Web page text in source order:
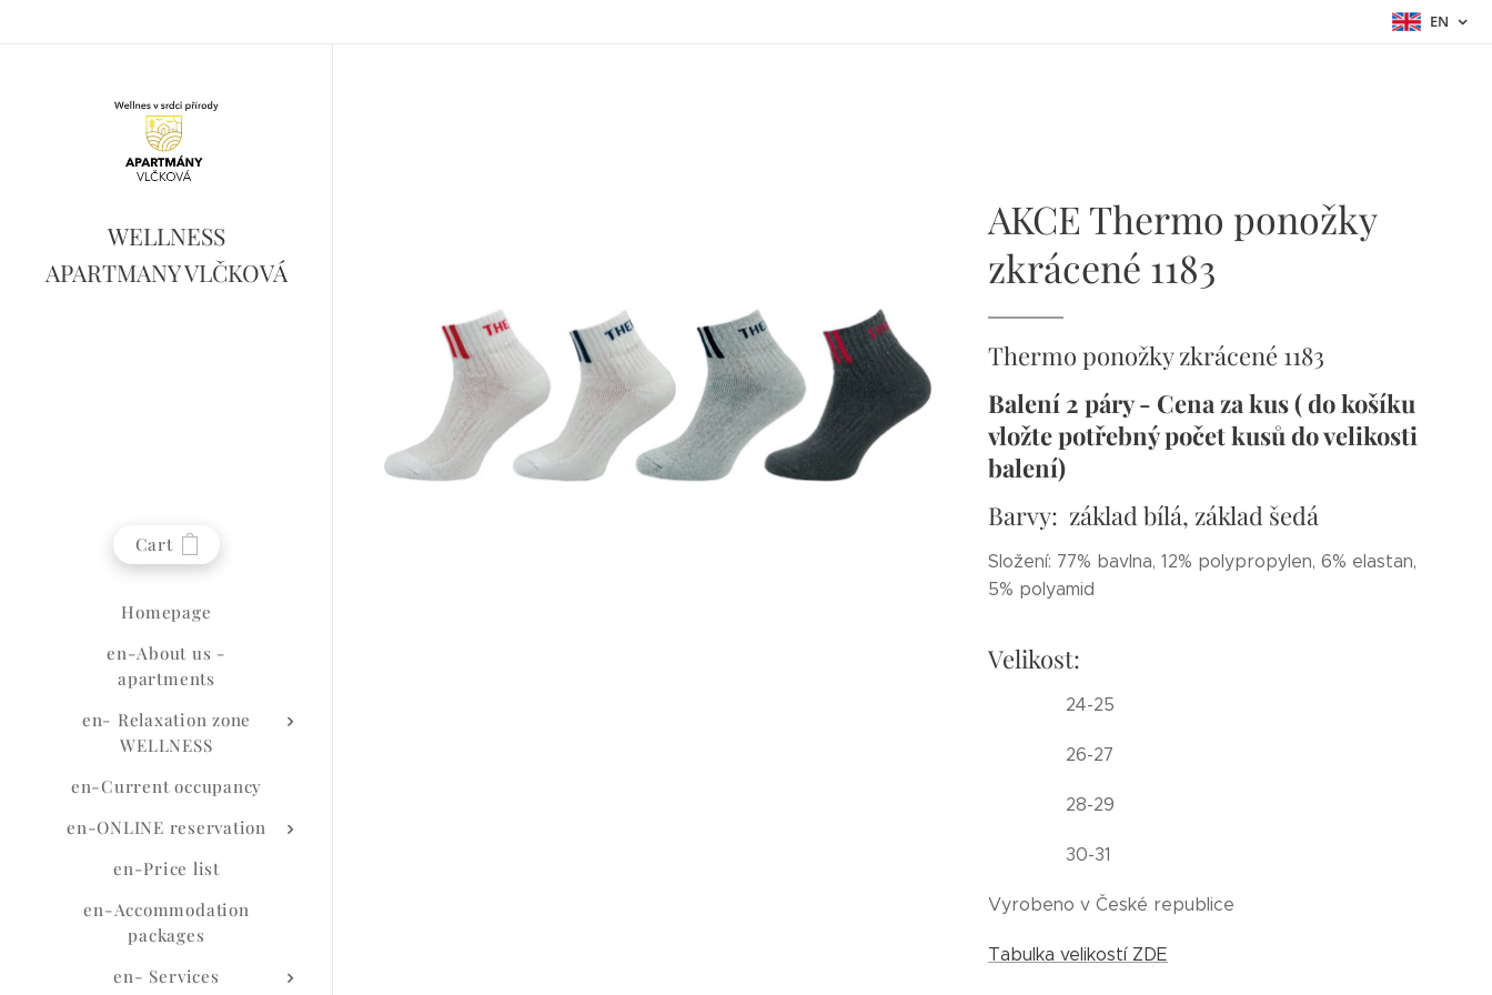
EN
WELLNESS
APARTMANY VLČKOVÁ
Cart
Homepage
en-About us -
apartments
en- Relaxation zone
WELLNESS
en-Current occupancy
en-ONLINE reservation
en-Price list
en-Accommodation
packages
en- Services
AKCE Thermo ponožky
zkrácené 1183
Thermo ponožky zkrácené 1183
Balení 2 páry - Cena za kus ( do košíku
vložte potřebný počet kusů do velikosti
balení)
Barvy: základ bílá, základ šedá
Složení: 77% bavlna, 12% polypropylen, 6% elastan,
5% polyamid
Velikost:
24-25
26-27
28-29
30-31
Vyrobeno v České republice
Tabulka velikostí ZDE